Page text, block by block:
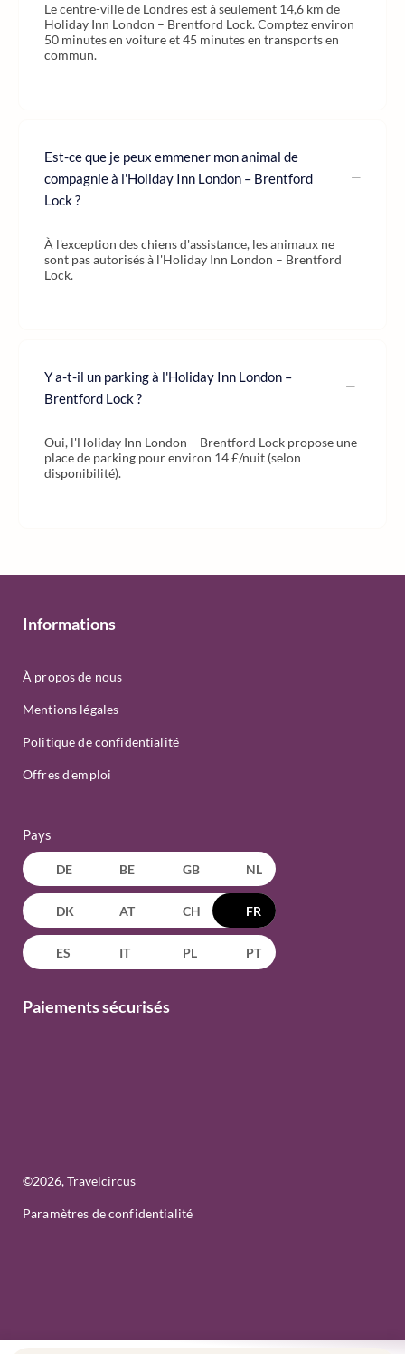
Le centre-ville de Londres est à seulement 14,6 km de
Holiday Inn London – Brentford Lock. Comptez environ
50 minutes en voiture et 45 minutes en transports en
commun.
Est-ce que je peux emmener mon animal de
compagnie à l'Holiday Inn London – Brentford
Lock ?
À l'exception des chiens d'assistance, les animaux ne
sont pas autorisés à l'Holiday Inn London – Brentford
Lock.
Y a-t-il un parking à l'Holiday Inn London –
Brentford Lock ?
Oui, l'Holiday Inn London – Brentford Lock propose une
place de parking pour environ 14 £/nuit (selon
disponibilité).
Informations
À propos de nous
Mentions légales
Politique de confidentialité
Offres d'emploi
Pays
DE BE GB NL
DK AT CH FR
ES IT PL PT
Paiements sécurisés
©2026, Travelcircus
Paramètres de confidentialité